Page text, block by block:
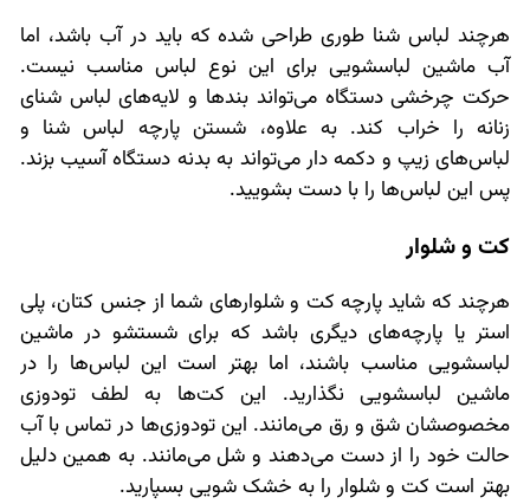
هرچند لباس شنا طوری طراحی شده که باید در آب باشد، اما
آب ماشین لباسشویی برای این نوع لباس مناسب نیست.
حرکت چرخشی دستگاه می‌تواند بندها و لایه‌های لباس شنای
زنانه را خراب کند. به علاوه، شستن پارچه لباس شنا و
لباس‌های زیپ و دکمه دار می‌تواند به بدنه دستگاه آسیب بزند.
پس این لباس‌ها را با دست بشویید.
کت و شلوار
هرچند که شاید پارچه کت و شلوارهای شما از جنس کتان، پلی
استر یا پارچه‌های دیگری باشد که برای شستشو در ماشین
لباسشویی مناسب باشند، اما بهتر است این لباس‌ها را در
ماشین لباسشویی نگذارید. این کت‌ها به لطف تودوزی
مخصوصشان شق و رق می‌مانند. این تودوزی‌ها در تماس با آب
حالت خود را از دست می‌دهند و شل می‌مانند. به همین دلیل
بهتر است کت و شلوار را به خشک شویی بسپارید.